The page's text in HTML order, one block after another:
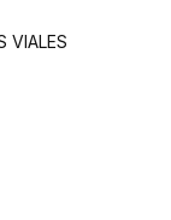
VIALES